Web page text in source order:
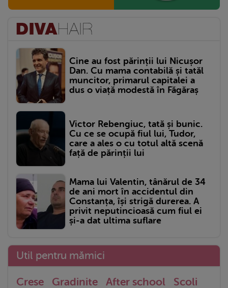
Cine au fost părinții lui Nicușor
Dan. Cu mama contabilă și tatăl
muncitor, primarul capitalei a
dus o viață modestă în Făgăraș
Victor Rebengiuc, tată și bunic.
Cu ce se ocupă fiul lui, Tudor,
care a ales o cu totul altă scenă
față de părinții lui
Mama lui Valentin, tânărul de 34
de ani mort în accidentul din
Constanța, își strigă durerea. A
privit neputincioasă cum fiul ei
și-a dat ultima suflare
Util pentru mămici
Crese Gradinite After school Scoli